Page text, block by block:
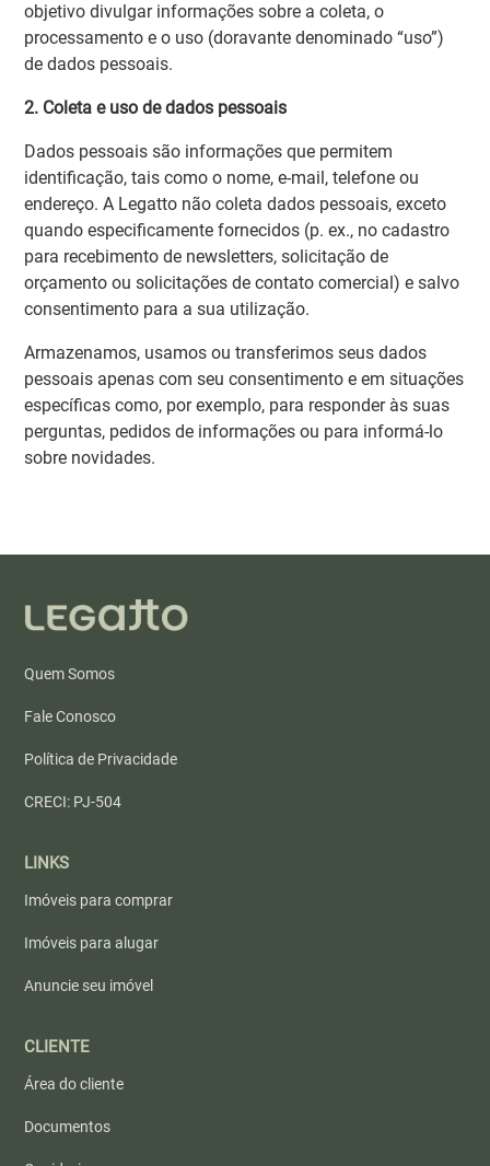
objetivo divulgar informações sobre a coleta, o
processamento e o uso (doravante denominado “uso”)
de dados pessoais.
2. Coleta e uso de dados pessoais
Dados pessoais são informações que permitem
identificação, tais como o nome, e-mail, telefone ou
endereço. A Legatto não coleta dados pessoais, exceto
quando especificamente fornecidos (p. ex., no cadastro
para recebimento de newsletters, solicitação de
orçamento ou solicitações de contato comercial) e salvo
consentimento para a sua utilização.
Armazenamos, usamos ou transferimos seus dados
pessoais apenas com seu consentimento e em situações
específicas como, por exemplo, para responder às suas
perguntas, pedidos de informações ou para informá-lo
sobre novidades.
Quem Somos
Fale Conosco
Política de Privacidade
CRECI: PJ-504
LINKS
Imóveis para comprar
Imóveis para alugar
Anuncie seu imóvel
CLIENTE
Área do cliente
Documentos